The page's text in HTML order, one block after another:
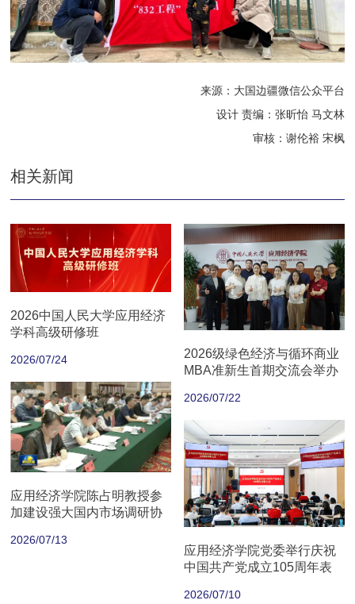
来源：大国边疆微信公众平台
设计 责编：张昕怡 马文林
审核：谢伦裕 宋枫
相关新闻
2026中国人民大学应用经济
学科高级研修班
2026/07/24
2026级绿色经济与循环商业
MBA准新生首期交流会举办
2026/07/22
应用经济学院陈占明教授参
加建设强大国内市场调研协
2026/07/13
应用经济学院党委举行庆祝
中国共产党成立105周年表
2026/07/10